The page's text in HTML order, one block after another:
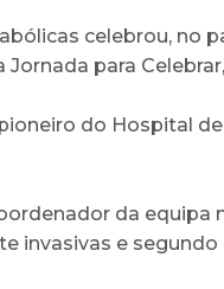
celebrou, no
para
do Hospital
da
invasivas e